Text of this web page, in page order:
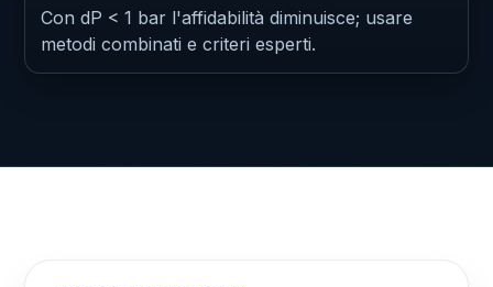
Con dP < 1 bar l'affidabilità diminuisce; usare
metodi combinati e criteri esperti.